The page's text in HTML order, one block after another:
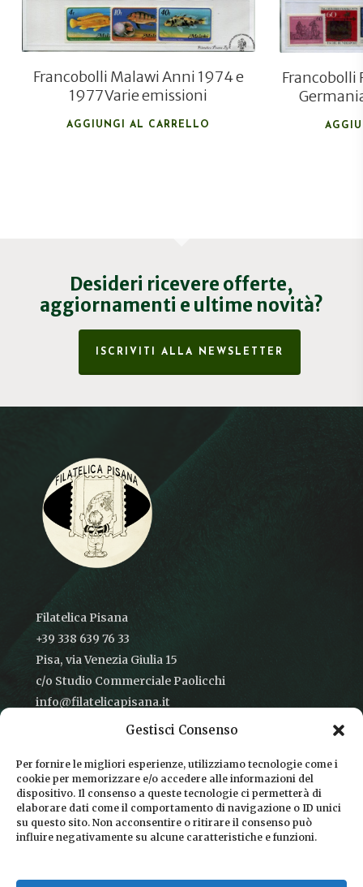
Gestisci Consenso
Per fornire le migliori esperienze, utilizziamo tecnologie come i
cookie per memorizzare e/o accedere alle informazioni del
dispositivo. Il consenso a queste tecnologie ci permetterà di
elaborare dati come il comportamento di navigazione o ID unici
su questo sito. Non acconsentire o ritirare il consenso può
influire negativamente su alcune caratteristiche e funzioni.
Francobolli Malawi Anni 1974 e
1977 Varie emissioni
AGGIUNGI AL CARRELLO
Francobolli
Desideri ricevere offerte,
aggiornamenti e ultime novità?
ISCRIVITI ALLA NEWSLETTER
Filatelica Pisana
+39 338 639 76 33
Pisa, via Venezia Giulia 15
c/o Studio Commerciale Paolicchi
info@filatelicapisana.it
CONDIZIONI DI VENDITA
INFORMATIVA SULLA PRIVACY
COOKIE POLICY